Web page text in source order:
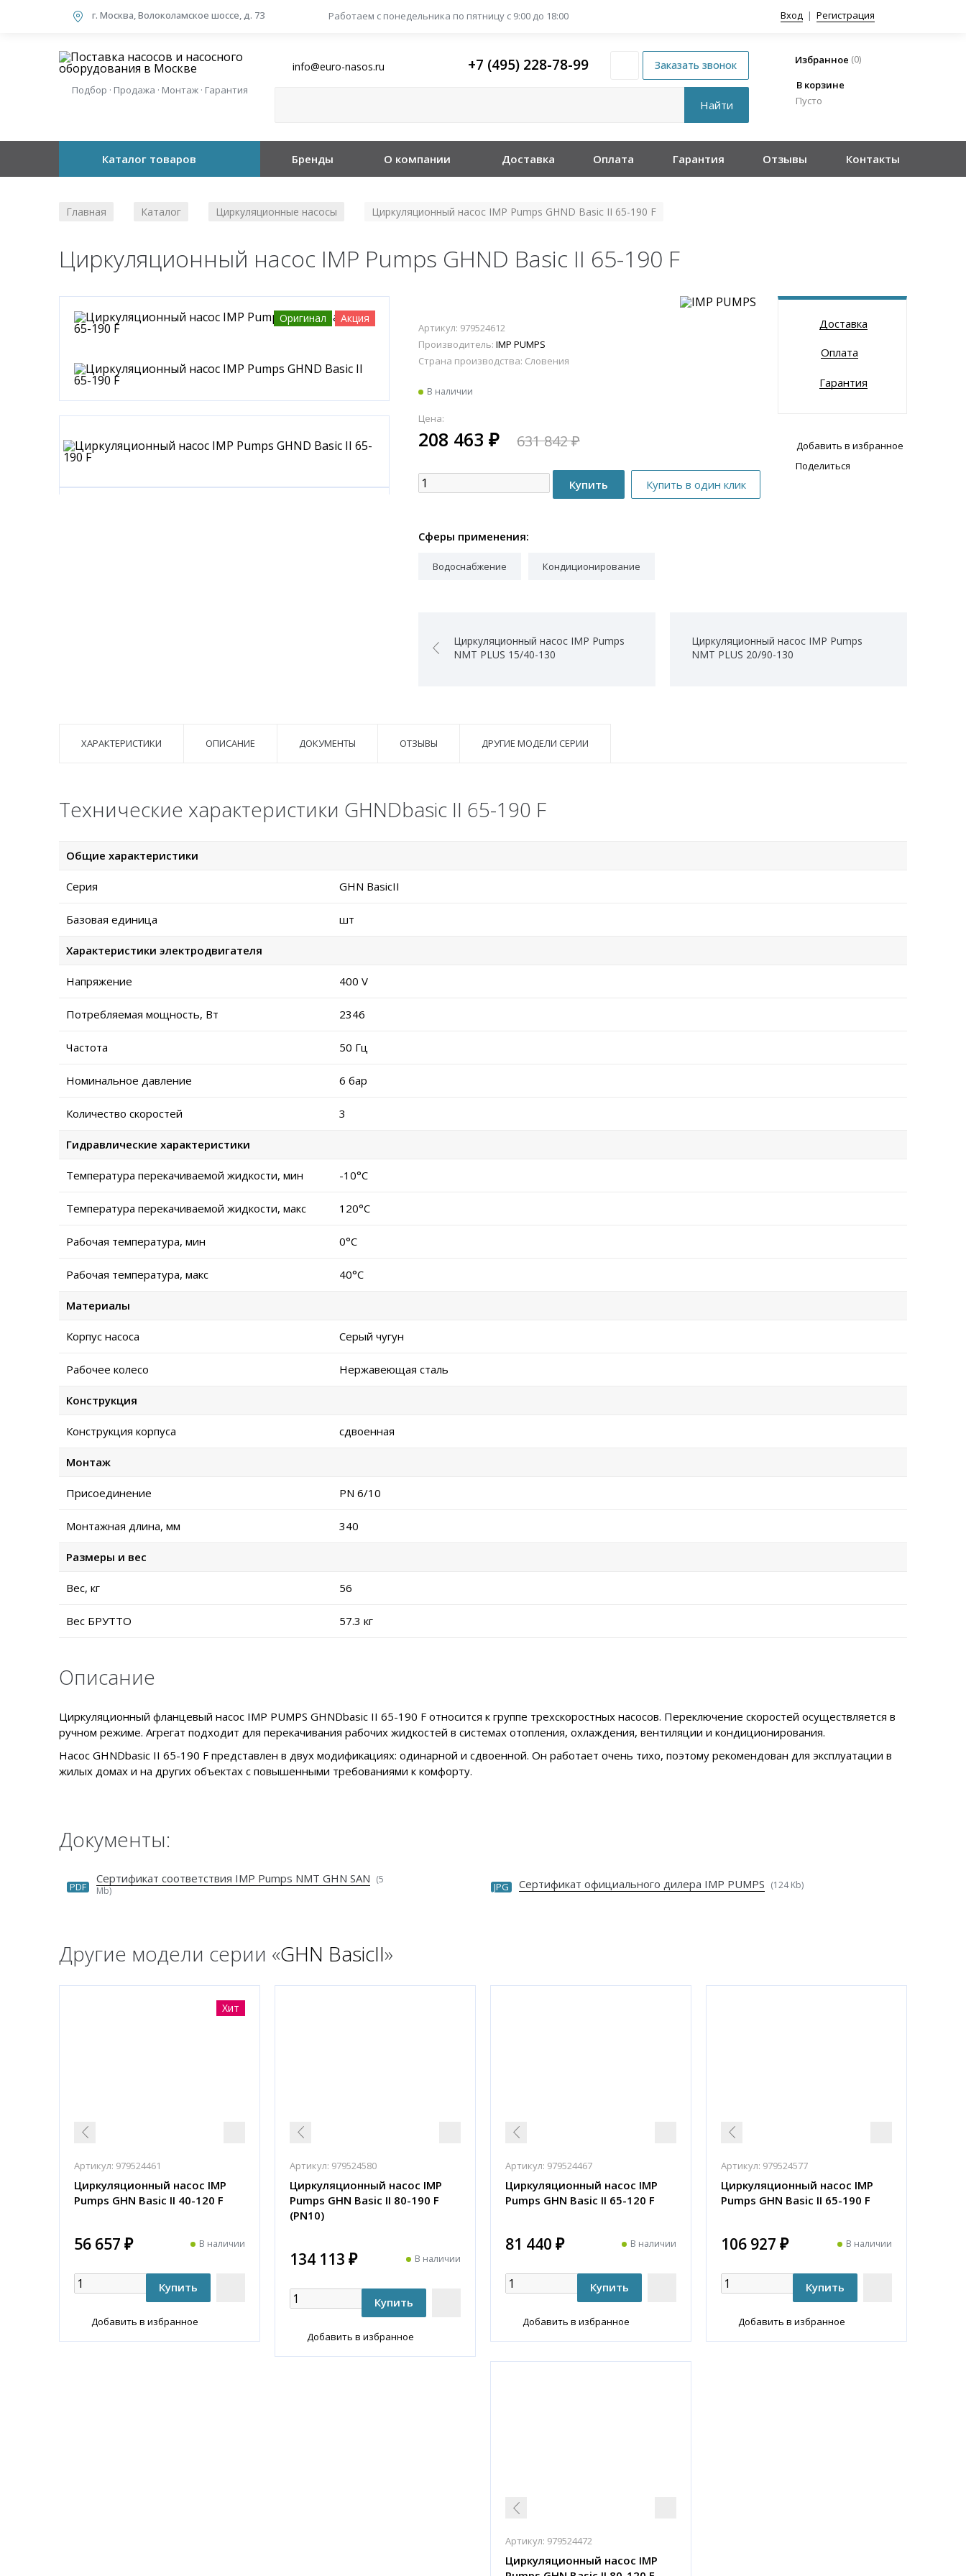
г. Москва, Волоколамское шоссе, д. 73 Работаем с понедельника по пятницу с 9:00 до 18:00 Вход | Регистрация
Подбор · Продажа · Монтаж · Гарантия
info@euro-nasos.ru +7 (495) 228-78-99 Избранное (0)
В корзине
Пусто
Каталог товаров Бренды О компании Доставка Оплата Гарантия Отзывы Контакты
Главная Каталог Циркуляционные насосы Циркуляционный насос IMP Pumps GHND Basic II 65-190 F
Циркуляционный насос IMP Pumps GHND Basic II 65-190 F
Оригинал Акция
Артикул: 979524612
Производитель: IMP PUMPS
Страна производства: Словения
В наличии
Цена:
208 463 ₽ 631 842₽
Доставка
Оплата
Гарантия
Добавить в избранное
Поделиться
Сферы применения:
Водоснабжение Кондиционирование
Циркуляционный насос IMP Pumps
NMT PLUS 15/40-130
Циркуляционный насос IMP Pumps
NMT PLUS 20/90-130
ХАРАКТЕРИСТИКИ ОПИСАНИЕ ДОКУМЕНТЫ ОТЗЫВЫ ДРУГИЕ МОДЕЛИ СЕРИИ
Технические характеристики GHNDbasic II 65-190 F
Общие характеристики
Серия GHN BasicII
Базовая единица шт
Характеристики электродвигателя
Напряжение 400 V
Потребляемая мощность, Вт 2346
Частота 50 Гц
Номинальное давление 6 бар
Количество скоростей 3
Гидравлические характеристики
Температура перекачиваемой жидкости, мин -10°C
Температура перекачиваемой жидкости, макс 120°C
Рабочая температура, мин 0°C
Рабочая температура, макс 40°C
Материалы
Корпус насоса Серый чугун
Рабочее колесо Нержавеющая сталь
Конструкция
Конструкция корпуса сдвоенная
Монтаж
Присоединение PN 6/10
Монтажная длина, мм 340
Размеры и вес
Вес, кг 56
Вес БРУТТО 57.3 кг
Описание
Циркуляционный фланцевый насос IMP PUMPS GHNDbasic II 65-190 F относится к группе трехскоростных насосов. Переключение скоростей осуществляется в
ручном режиме. Агрегат подходит для перекачивания рабочих жидкостей в системах отопления, охлаждения, вентиляции и кондиционирования.
Насос GHNDbasic II 65-190 F представлен в двух модификациях: одинарной и сдвоенной. Он работает очень тихо, поэтому рекомендован для эксплуатации в
жилых домах и на других объектах с повышенными требованиями к комфорту.
Документы:
PDF
Сертификат соответствия IMP Pumps NMT GHN SAN (5
Mb)
JPG Сертификат официального дилера IMP PUMPS (124 Kb)
Другие модели серии «GHN BasicII»
Хит
Артикул: 979524461
Циркуляционный насос IMP
Pumps GHN Basic II 40-120 F
56 657 ₽ В наличии
Добавить в избранное
Артикул: 979524580
Циркуляционный насос IMP
Pumps GHN Basic II 80-190 F
(PN10)
134 113 ₽ В наличии
Добавить в избранное
Артикул: 979524467
Циркуляционный насос IMP
Pumps GHN Basic II 65-120 F
81 440 ₽ В наличии
Добавить в избранное
Артикул: 979524577
Циркуляционный насос IMP
Pumps GHN Basic II 65-190 F
106 927 ₽ В наличии
Добавить в избранное
Артикул: 979524472
Циркуляционный насос IMP